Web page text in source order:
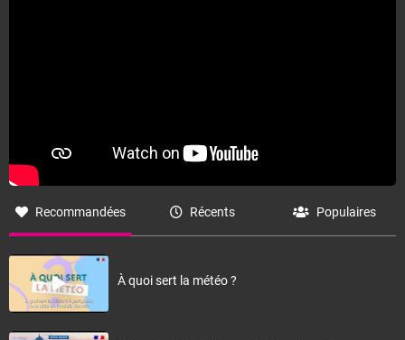
Recommandées Récents Populaires
À quoi sert la météo ?